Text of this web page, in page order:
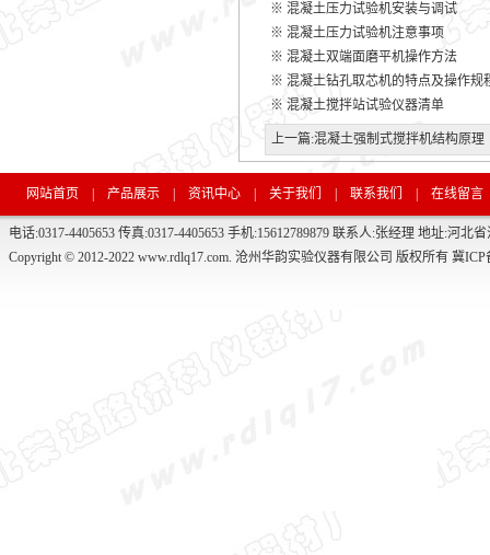
※ 混凝土压力试验机安装与调试
※ 混凝土压力试验机注意事项
※ 混凝土双端面磨平机操作方法
※ 混凝土钻孔取芯机的特点及操作规
※ 混凝土搅拌站试验仪器清单
上一篇:混凝土强制式搅拌机结构原理
网站首页 产品展示 资讯中心 关于我们 联系我们 在线留言
电话:0317-4405653 传真:0317-4405653 手机:15612789879 联系人:张经理 地址:河
Copyright © 2012-2022 www.rdlq17.com. 沧州华韵实验仪器有限公司 版权所有 冀ICP